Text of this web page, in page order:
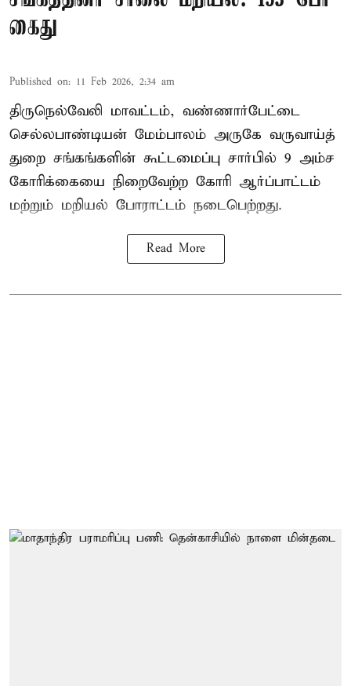
கைது
Published on: 11 Feb 2026, 2:34 am
திருநெல்வேலி மாவட்டம், வண்ணார்பேட்டை
செல்லபாண்டியன் மேம்பாலம் அருகே வருவாய்த்
துறை சங்கங்களின் கூட்டமைப்பு சார்பில் 9 அம்ச
கோரிக்கையை நிறைவேற்ற கோரி ஆர்ப்பாட்டம்
மற்றும் மறியல் போராட்டம் நடைபெற்றது.
Read More